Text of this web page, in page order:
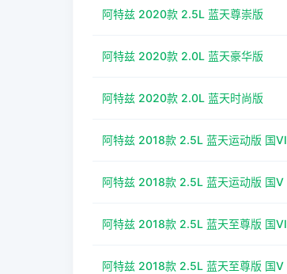
阿特兹 2020款 2.5L 蓝天尊崇版
阿特兹 2020款 2.0L 蓝天豪华版
阿特兹 2020款 2.0L 蓝天时尚版
阿特兹 2018款 2.5L 蓝天运动版 国VI
阿特兹 2018款 2.5L 蓝天运动版 国V
阿特兹 2018款 2.5L 蓝天至尊版 国VI
阿特兹 2018款 2.5L 蓝天至尊版 国V